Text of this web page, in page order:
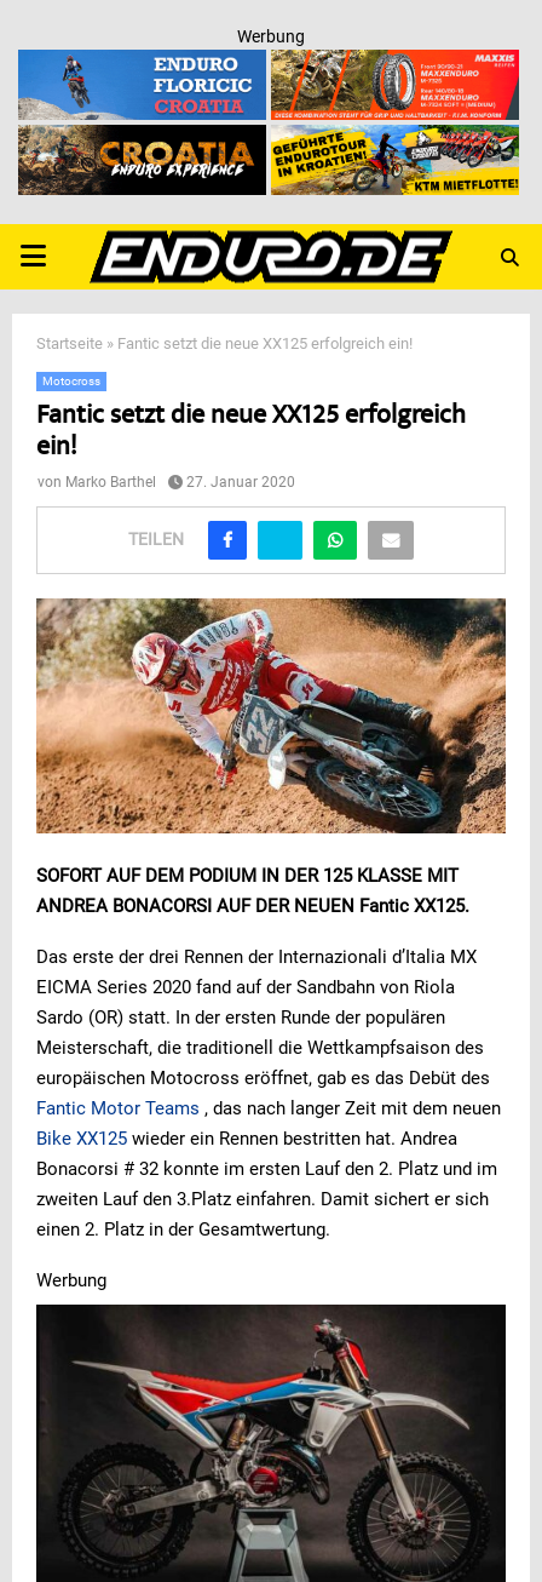
Werbung
PRIMARY
MENU
Startseite » Fantic setzt die neue XX125 erfolgreich ein!
Motocross
Fantic setzt die neue XX125 erfolgreich
ein!
von Marko Barthel 27. Januar 2020
TEILEN
SOFORT AUF DEM PODIUM IN DER 125 KLASSE MIT
ANDREA BONACORSI AUF DER NEUEN Fantic XX125.
Das erste der drei Rennen der Internazionali d’Italia MX
EICMA Series 2020 fand auf der Sandbahn von Riola
Sardo (OR) statt. In der ersten Runde der populären
Meisterschaft, die traditionell die Wettkampfsaison des
europäischen Motocross eröffnet, gab es das Debüt des
Fantic Motor Teams , das nach langer Zeit mit dem neuen
Bike XX125 wieder ein Rennen bestritten hat. Andrea
Bonacorsi # 32 konnte im ersten Lauf den 2. Platz und im
zweiten Lauf den 3.Platz einfahren. Damit sichert er sich
einen 2. Platz in der Gesamtwertung.
Werbung